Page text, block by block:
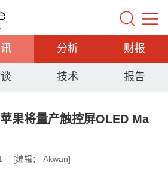
分析 财报
技术 报告
果将量产触控屏OLED Ma
[编辑： Akwan]